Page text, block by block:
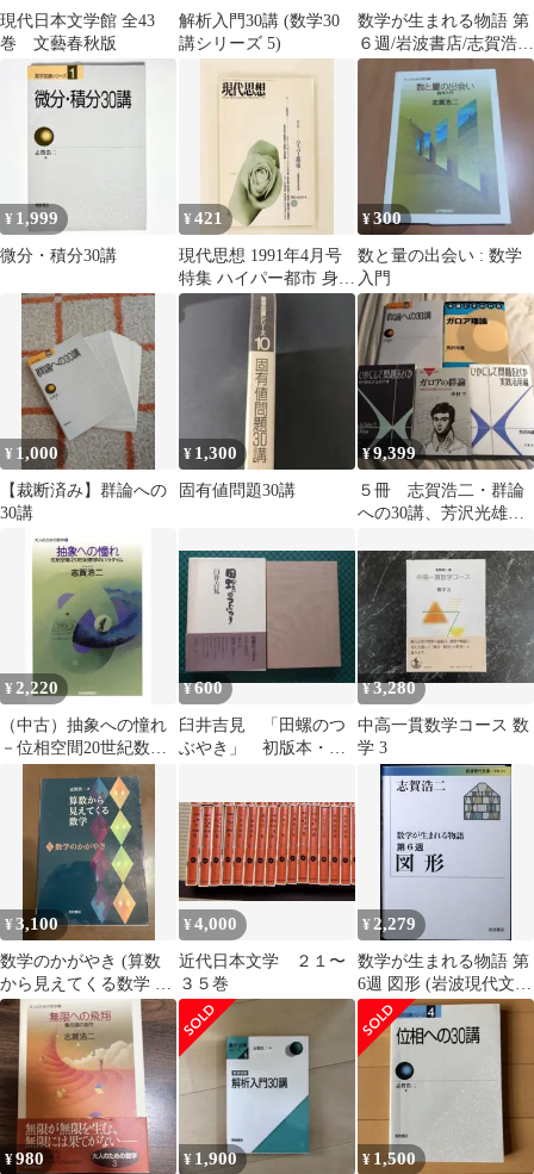
aaB115nm17
現代日本文学館 全43
巻 文藝春秋版
解析入門30講 (数学30
講シリーズ 5)
数学が生まれる物語 第
６週/岩波書店/志賀浩二
（文庫）
¥ 1,999
微分・積分30講
¥421
現代思想 1991年4月号
特集 ハイパー都市 身体
論/武邑光裕, 多木浩二
志賀隆生,K・S・ウィル
ソン,桂 英史,佐藤良
¥300
数と量の出会い : 数学
入門
¥ 1,000
【裁断済み】群論への
30講
¥ 1,300
固有値問題30講
¥9,399
５冊 志賀浩二・群論
への30講、芳沢光雄・
理論、ポリア、中村
¥2,220
（中古）抽象への憧れ
－位相空間20世紀数学
のパラダイム (大人の
ための数学 5) 志賀 浩
¥600
臼井吉見 「田螺のつ
ぶやき」 初版本・昭
¥3,280
中高一貫数学コース 数
学 3
¥3,100
数学のかがやき (算数
から見えてくる数学 5)
| 志賀 浩二
¥4,000
近代日本文学 ２１〜
３５巻
¥ 2,279
数学が生まれる物語 第
6週 図形 (岩波現代文
庫) 志賀 浩二
¥980 ¥ 1,900 ¥ 1,500